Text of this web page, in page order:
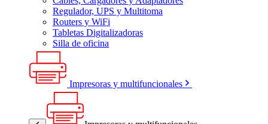
Regulador, UPS y Multitoma
Routers y WiFi
Tabletas Digitalizadoras
Silla de oficina
Impresoras y multifuncionales